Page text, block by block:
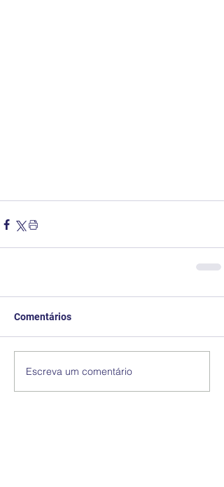
Comentários
Escreva um comentário